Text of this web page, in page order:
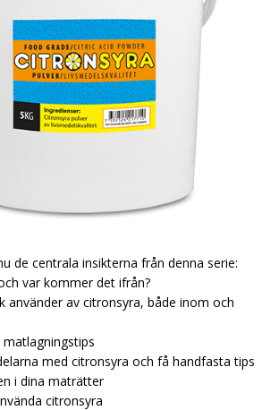
de centrala insikterna från denna serie:
var kommer det ifrån?
använder av citronsyra, både inom och
med citronsyra och få handfasta tips
i dina maträtter
citronsyra